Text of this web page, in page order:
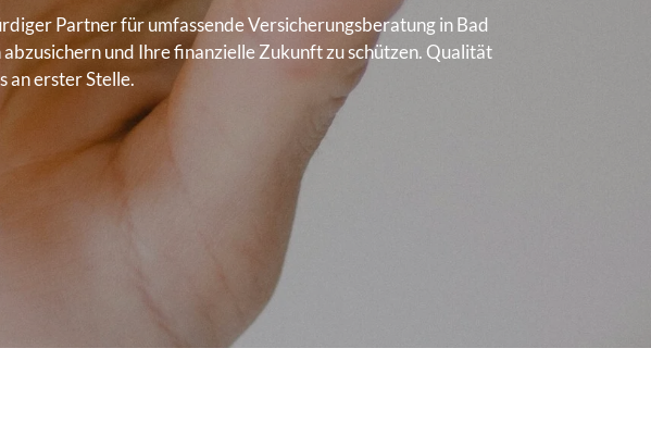
Partner für umfassende Versicherungsberatung in Bad
und Ihre finanzielle Zukunft zu schützen. Qualität
an erster Stelle.